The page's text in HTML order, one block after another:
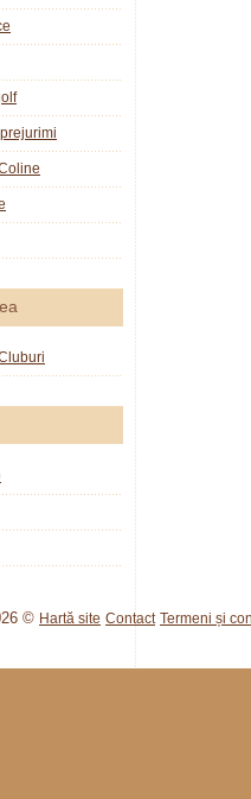
© Hartă site Contact Termeni și